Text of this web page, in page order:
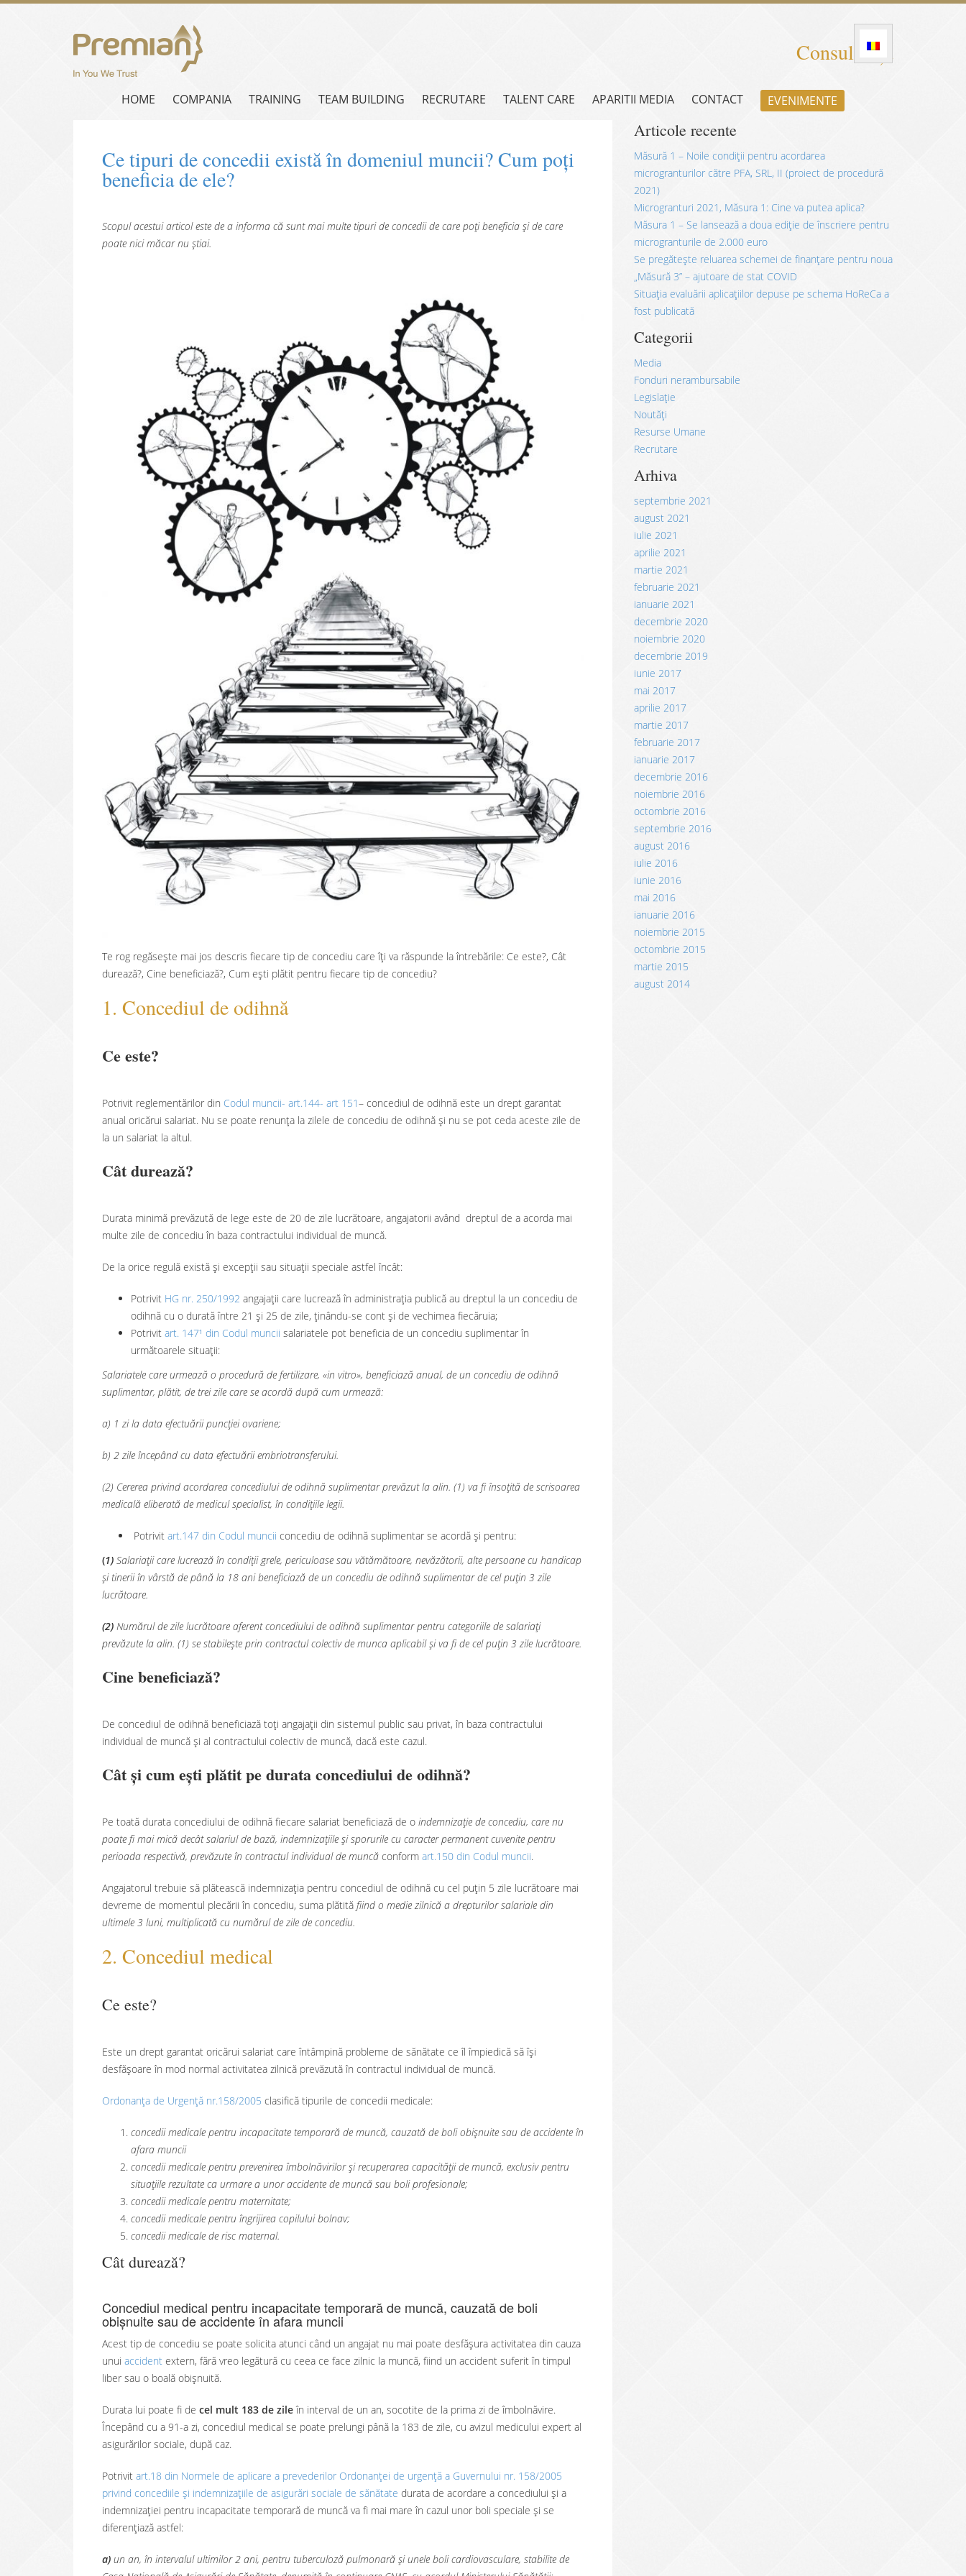
Consultanță
HOME COMPANIA TRAINING TEAM BUILDING RECRUTARE TALENT CARE APARITII MEDIA CONTACT EVENIMENTE
Ce tipuri de concedii există în domeniul muncii? Cum poți
beneficia de ele?
Scopul acestui articol este de a informa că sunt mai multe tipuri de concedii de care poți beneficia și de care
poate nici măcar nu știai.
Te rog regăsește mai jos descris fiecare tip de concediu care îți va răspunde la întrebările: Ce este?, Cât
durează?, Cine beneficiază?, Cum ești plătit pentru fiecare tip de concediu?
1. Concediul de odihnă
Ce este?
Potrivit reglementărilor din Codul muncii- art.144- art 151– concediul de odihnă este un drept garantat
anual oricărui salariat. Nu se poate renunța la zilele de concediu de odihnă și nu se pot ceda aceste zile de
la un salariat la altul.
Cât durează?
Durata minimă prevăzută de lege este de 20 de zile lucrătoare, angajatorii având dreptul de a acorda mai
multe zile de concediu în baza contractului individual de muncă.
De la orice regulă există și excepții sau situații speciale astfel încât:
Potrivit HG nr. 250/1992 angajații care lucrează în administrația publică au dreptul la un concediu de
odihnă cu o durată între 21 și 25 de zile, ținându-se cont și de vechimea fiecăruia;
Potrivit art. 147¹ din Codul muncii salariatele pot beneficia de un concediu suplimentar în
următoarele situații:
Salariatele care urmează o procedură de fertilizare, «in vitro», beneficiază anual, de un concediu de odihnă
suplimentar, plătit, de trei zile care se acordă după cum urmează:
a) 1 zi la data efectuării puncției ovariene;
b) 2 zile începând cu data efectuării embriotransferului.
(2) Cererea privind acordarea concediului de odihnă suplimentar prevăzut la alin. (1) va fi însoțită de scrisoarea
medicală eliberată de medicul specialist, în condițiile legii.
Potrivit art.147 din Codul muncii concediu de odihnă suplimentar se acordă și pentru:
(1) Salariații care lucrează în condiții grele, periculoase sau vătămătoare, nevăzătorii, alte persoane cu handicap
și tinerii în vârstă de până la 18 ani beneficiază de un concediu de odihnă suplimentar de cel puțin 3 zile
lucrătoare.
(2) Numărul de zile lucrătoare aferent concediului de odihnă suplimentar pentru categoriile de salariați
prevăzute la alin. (1) se stabilește prin contractul colectiv de munca aplicabil și va fi de cel puțin 3 zile lucrătoare.
Cine beneficiază?
De concediul de odihnă beneficiază toți angajații din sistemul public sau privat, în baza contractului
individual de muncă și al contractului colectiv de muncă, dacă este cazul.
Cât și cum ești plătit pe durata concediului de odihnă?
Pe toată durata concediului de odihnă fiecare salariat beneficiază de o indemnizaţie de concediu, care nu
poate fi mai mică decât salariul de bază, indemnizaţiile şi sporurile cu caracter permanent cuvenite pentru
perioada respectivă, prevăzute în contractul individual de muncă conform art.150 din Codul muncii.
Angajatorul trebuie să plătească indemnizația pentru concediul de odihnă cu cel puțin 5 zile lucrătoare mai
devreme de momentul plecării în concediu, suma plătită fiind o medie zilnică a drepturilor salariale din
ultimele 3 luni, multiplicată cu numărul de zile de concediu.
2. Concediul medical
Ce este?
Este un drept garantat oricărui salariat care întâmpină probleme de sănătate ce îl împiedică să își
desfășoare în mod normal activitatea zilnică prevăzută în contractul individual de muncă.
Ordonanța de Urgență nr.158/2005 clasifică tipurile de concedii medicale:
concedii medicale pentru incapacitate temporară de muncă, cauzată de boli obișnuite sau de accidente în
afara muncii
concedii medicale pentru prevenirea îmbolnăvirilor și recuperarea capacității de muncă, exclusiv pentru
situațiile rezultate ca urmare a unor accidente de muncă sau boli profesionale;
concedii medicale pentru maternitate;
concedii medicale pentru îngrijirea copilului bolnav;
concedii medicale de risc maternal.
Cât durează?
Concediul medical pentru incapacitate temporară de muncă, cauzată de boli
obișnuite sau de accidente în afara muncii
Acest tip de concediu se poate solicita atunci când un angajat nu mai poate desfășura activitatea din cauza
unui accident extern, fără vreo legătură cu ceea ce face zilnic la muncă, fiind un accident suferit în timpul
liber sau o boală obișnuită.
Durata lui poate fi de cel mult 183 de zileîn interval de un an, socotite de la prima zi de îmbolnăvire.
Începând cu a 91-a zi, concediul medical se poate prelungi până la 183 de zile, cu avizul medicului expert al
asigurărilor sociale, după caz.
Potrivit art.18 din Normele de aplicare a prevederilor Ordonanței de urgență a Guvernului nr. 158/2005
privind concediile și indemnizațiile de asigurări sociale de sănătate durata de acordare a concediului și a
indemnizației pentru incapacitate temporară de muncă va fi mai mare în cazul unor boli speciale și se
diferențiază astfel:
a) un an, în intervalul ultimilor 2 ani, pentru tuberculoză pulmonară și unele boli cardiovasculare, stabilite de
Articole recente
Măsură 1 – Noile condiții pentru acordarea
microgranturilor către PFA, SRL, II (proiect de procedură
2021)
Microgranturi 2021, Măsura 1: Cine va putea aplica?
Măsura 1 – Se lansează a doua ediție de înscriere pentru
microgranturile de 2.000 euro
Se pregătește reluarea schemei de finanțare pentru noua
„Măsură 3” – ajutoare de stat COVID
Situația evaluării aplicațiilor depuse pe schema HoReCa a
fost publicată
Categorii
Media
Fonduri nerambursabile
Legislație
Noutăți
Resurse Umane
Recrutare
Arhiva
septembrie 2021
august 2021
iulie 2021
aprilie 2021
martie 2021
februarie 2021
ianuarie 2021
decembrie 2020
noiembrie 2020
decembrie 2019
iunie 2017
mai 2017
aprilie 2017
martie 2017
februarie 2017
ianuarie 2017
decembrie 2016
noiembrie 2016
octombrie 2016
septembrie 2016
august 2016
iulie 2016
iunie 2016
mai 2016
ianuarie 2016
noiembrie 2015
octombrie 2015
martie 2015
august 2014